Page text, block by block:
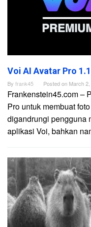
Voi AI Avatar Pro
By frank45 Posted on March
Frankenstein45.com –
Pro untuk membuat
digandrungi pengguna
aplikasi Voi, bahkan